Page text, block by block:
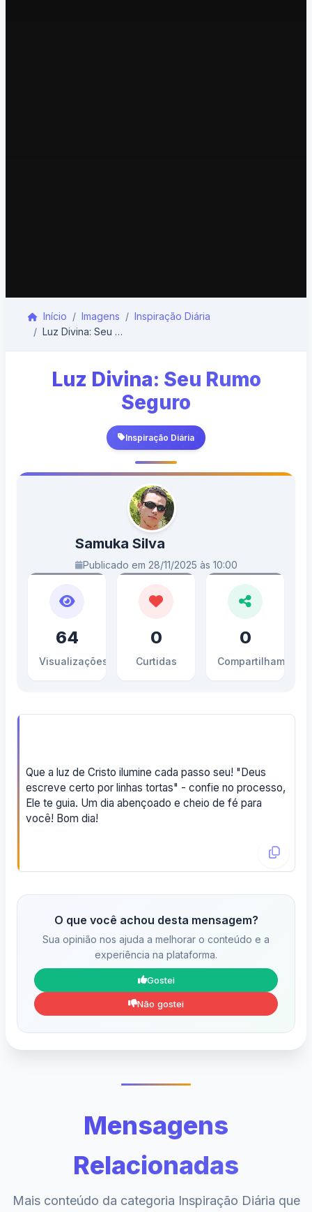
Início Imagens
Inspiração Diária
Luz Divina: Seu Rumo Seguro
Luz Divina: Seu Rumo
Seguro
Inspiração Diária
Samuka Silva
Publicado em 28/11/2025 às 10:00
64
Visualizações
0
Curtidas
0
Compartilhamentos
Que a luz de Cristo ilumine cada passo seu! "Deus
escreve certo por linhas tortas" - confie no processo,
Ele te guia. Um dia abençoado e cheio de fé para
você! Bom dia!
O que você achou desta mensagem?
Sua opinião nos ajuda a melhorar o conteúdo e a
experiência na plataforma.
Gostei
Não gostei
Mensagens
Relacionadas
Mais conteúdo da categoria Inspiração Diária que